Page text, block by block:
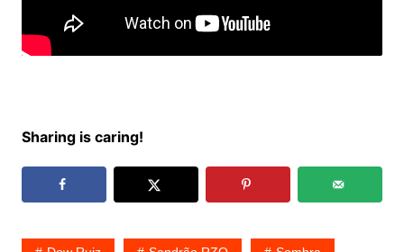
Sharing is caring!